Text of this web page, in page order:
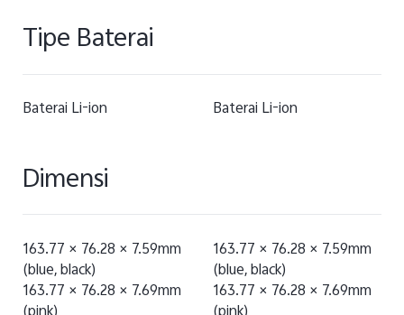
Tipe Baterai
Baterai Li-ion Baterai Li-ion
Dimensi
163.77 × 76.28 × 7.59mm
(blue, black)
163.77 × 76.28 × 7.69mm
163.77 × 76.28 × 7.59mm
(blue, black)
163.77 × 76.28 × 7.69mm